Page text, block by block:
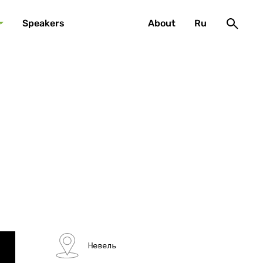
Speakers About Ru
Невель